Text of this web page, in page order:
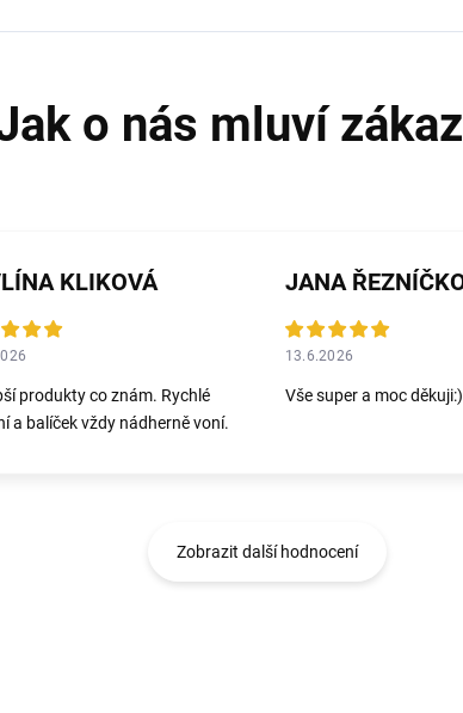
KLIKOVÁ
produkty co znám. Rychlé
a balíček vždy nádherně voní.
13.6.2026
Vše super a moc děkuji:)
Zobrazit další hodnocení